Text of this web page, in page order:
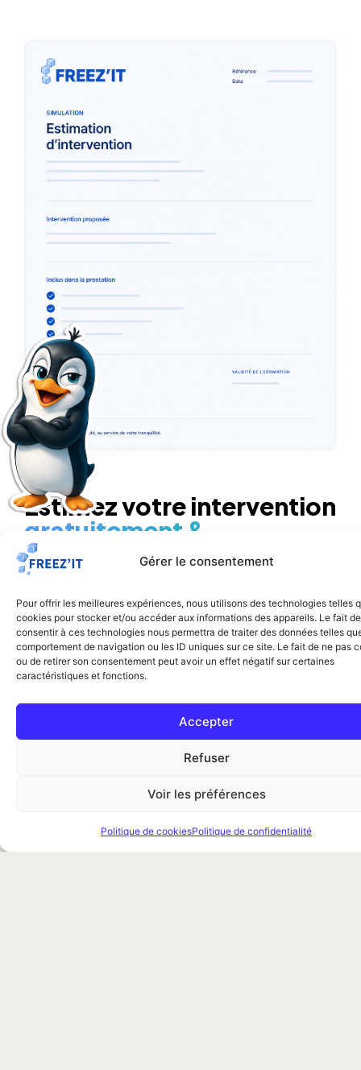
Gérer le consentement
Pour offrir les meilleures expériences, nous utilisons des technologies telles
cookies pour stocker et/ou accéder aux informations des appareils. Le fait de
consentir à ces technologies nous permettra de traiter des données telles
comportement de navigation ou les ID uniques sur ce site. Le fait de ne pas
ou de retirer son consentement peut avoir un effet négatif sur certaines
caractéristiques et fonctions.
Accepter
Refuser
Voir les préférences
Politique de cookiesPolitique de confidentialité
Estimez votre intervention
gratuitement &
immédiatementà l'aide de
notre simulateur en ligne
Répondez à quelques questions sur le nuisible, la
surface et la situation : obtenez une fourchette de
prix indicative en moins d’une minute, sans
engagement. Le tarif définitif est confirmé après
diagnostic gratuit par un expert.
Soyez rappelés en moins d'1h